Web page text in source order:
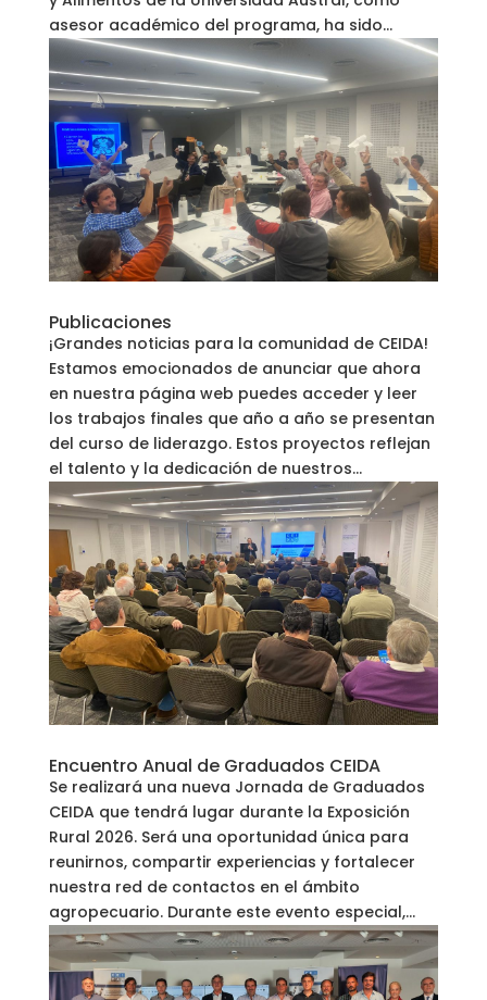
asesor académico del programa, ha sido...
Publicaciones
¡Grandes noticias para la comunidad de CEIDA!
Estamos emocionados de anunciar que ahora
en nuestra página web puedes acceder y leer
los trabajos finales que año a año se presentan
del curso de liderazgo. Estos proyectos reflejan
el talento y la dedicación de nuestros...
Encuentro Anual de Graduados CEIDA
Se realizará una nueva Jornada de Graduados
CEIDA que tendrá lugar durante la Exposición
Rural 2026. Será una oportunidad única para
reunirnos, compartir experiencias y fortalecer
nuestra red de contactos en el ámbito
agropecuario. Durante este evento especial,...